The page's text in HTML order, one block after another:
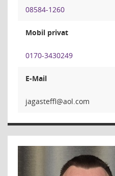
08584-1260
Mobil privat
0170-3430249
E-Mail
lffet